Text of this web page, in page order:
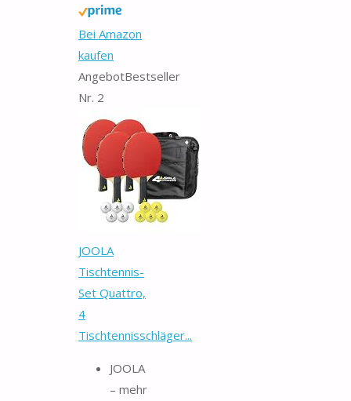
Bei Amazon
kaufen
AngebotBestseller
Nr. 2
JOOLA
Tischtennis-
Set Quattro,
4
Tischtennisschläger...
JOOLA
– mehr